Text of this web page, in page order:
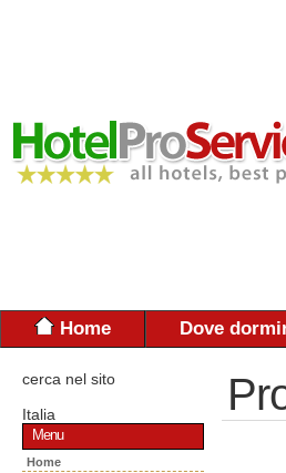
Home Dove
cerca nel sito
Italia
Menu
Home